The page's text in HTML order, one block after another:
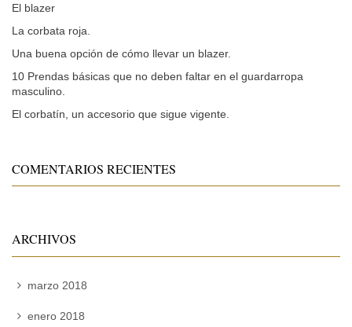
El blazer
La corbata roja.
Una buena opción de cómo llevar un blazer.
10 Prendas básicas que no deben faltar en el guardarropa
masculino.
El corbatín, un accesorio que sigue vigente.
COMENTARIOS RECIENTES
ARCHIVOS
marzo 2018
enero 2018